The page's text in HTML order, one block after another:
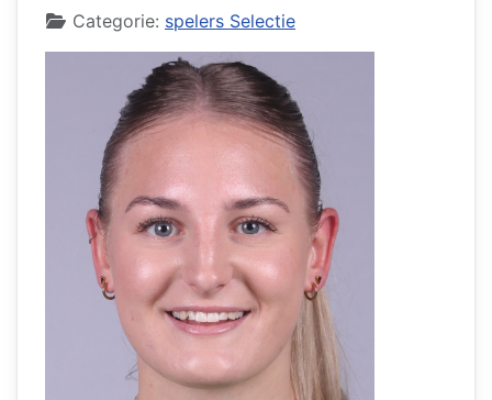
DetailsCategorie: spelers Selectie